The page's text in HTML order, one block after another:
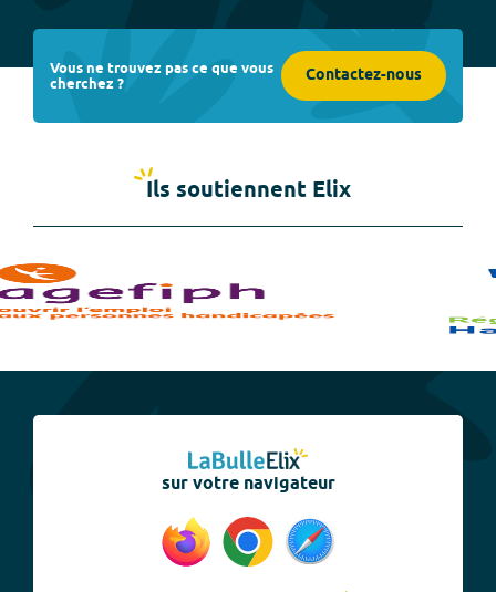
Vous ne trouvez pas ce que vous
cherchez ? Contactez-nous
Ils soutiennent Elix
sur votre navigateur